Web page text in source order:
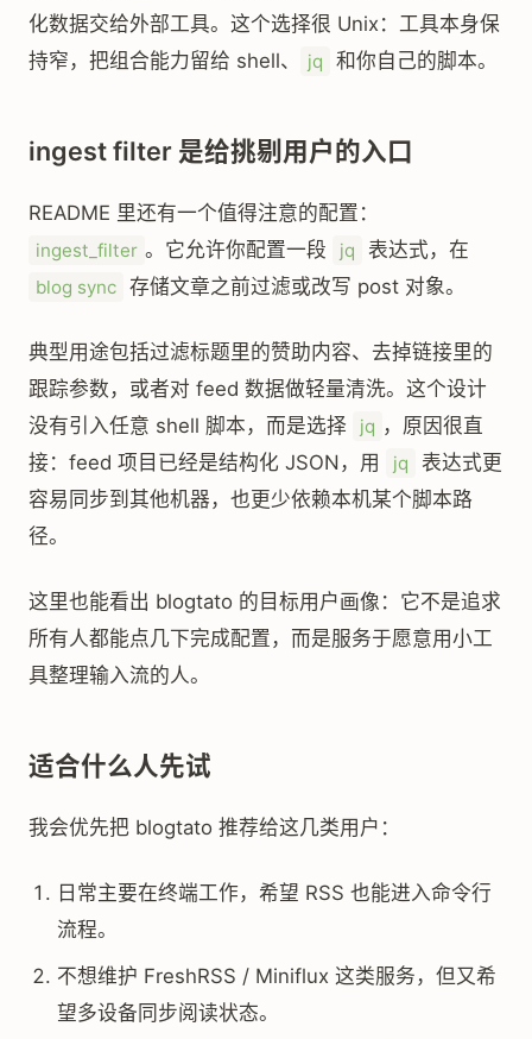
化数据交给外部工具。这个选择很 Unix：工具本身保
持窄，把组合能力留给 shell、
jq 和你自己的脚本。
ingest filter 是给挑剔用户的入口
README 里还有一个值得注意的配置：
ingest_filter 。它允许你配置一段 jq 表达式，在
blog sync 存储文章之前过滤或改写 post 对象。
典型用途包括过滤标题里的赞助内容、去掉链接里的
跟踪参数，或者对 feed 数据做轻量清洗。这个设计
没有引入任意 shell 脚本，而是选择
jq ，原因很直
接：feed 项目已经是结构化 JSON，用
jq
表达式更
容易同步到其他机器，也更少依赖本机某个脚本路
径。
这里也能看出 blogtato 的目标用户画像：它不是追求
所有人都能点几下完成配置，而是服务于愿意用小工
具整理输入流的人。
适合什么人先试
我会优先把 blogtato 推荐给这几类用户：
日常主要在终端工作，希望 RSS 也能进入命令行
流程。
不想维护 FreshRSS / Miniflux 这类服务，但又希
望多设备同步阅读状态。